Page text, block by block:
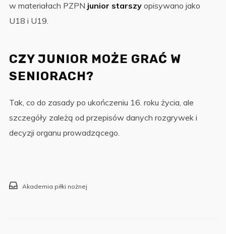
w materiałach PZPN junior starszyopisywano jako
U18 i U19.
CZY JUNIOR MOŻE GRAĆ W
SENIORACH?
Tak, co do zasady po ukończeniu 16. roku życia, ale
szczegóły zależą od przepisów danych rozgrywek i
decyzji organu prowadzącego.
Akademia piłki nożnej